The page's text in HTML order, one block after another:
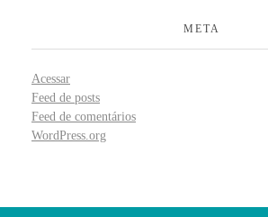
META
Acessar
Feed de posts
Feed de comentários
WordPress.org